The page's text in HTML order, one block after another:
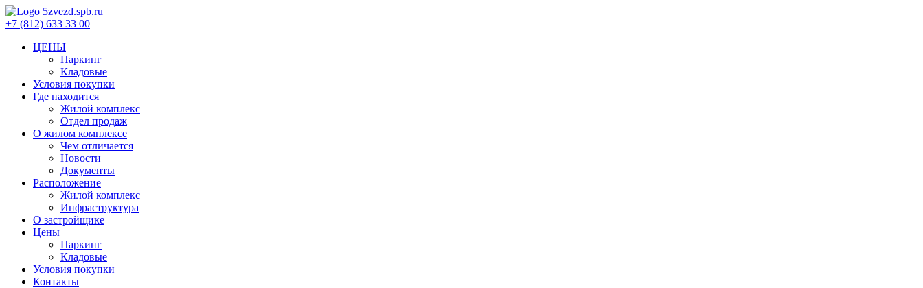
+7 (812) 633 33 00
ЦЕНЫ
Паркинг
Кладовые
Условия покупки
Где находится
Жилой комплекс
Отдел продаж
О жилом комплексе
Чем отличается
Новости
Документы
Расположение
Жилой комплекс
Инфраструктура
О застройщике
Цены
Паркинг
Кладовые
Условия покупки
Контакты